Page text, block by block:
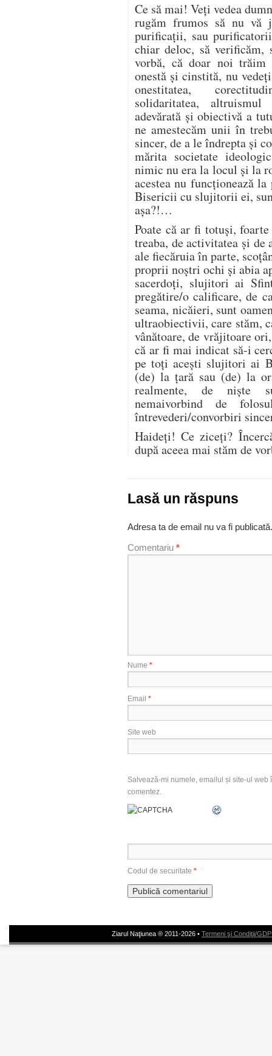
Ce să mai! Veţi vedea
rugăm frumos să nu
purificaţii, sau
chiar deloc, să verificăm,
vorbă, că doar noi trăim
onestă şi cinstită, nu
onestitatea,
solidaritatea,
adevărată şi obiectivă a
ne amestecăm unii în
sincer, de a le îndrepta şi
mărita societate
nimic nu era la locul şi la
acestea nu funcţionează
Bisericii cu slujitorii ei,
aşa?!…
Poate că ar fi totuşi,
treaba, de activitatea şi
ale fiecăruia în parte,
proprii noştri ochi şi abia
sacerdoţi, slujitori ai
pregătire/o calificare, de
seama, nicăieri, sunt
ultraobiectivii, care stăm,
vânătoare, de vrăjitoare
că ar fi mai indicat să-i
pe toţi aceşti slujitori ai
(de) la ţară sau (de) la
realmente, de nişte
nemaivorbind de
întrevederi/convorbiri
Haideți! Ce ziceţi?
după aceea mai stăm de
Lasă un răspuns
Adresa ta de email nu va fi publicată.
Comentariu *
Nume *
Email *
Site web
Salvează-mi numele, emailul și site-ul
comentez.
Codul de securitate *
Ziarul Naţiunea ® 2011-2026 • Termeni şi Condiţii/